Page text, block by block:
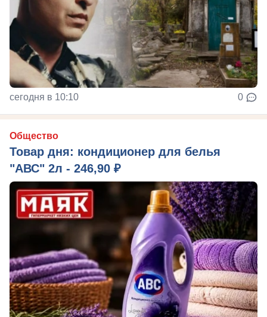
сегодня в 10:10 0
Общество
Товар дня: кондиционер для белья
"АВС" 2л - 246,90 ₽